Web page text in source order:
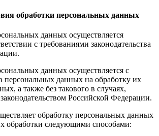
обработки персональных данных
данных осуществляется
с требованиями законодательства
данных осуществляется с
персональных данных на обработку их
а также без такового в случаях,
Российской Федерации.
обработку персональных данных
обработки следующими способами: